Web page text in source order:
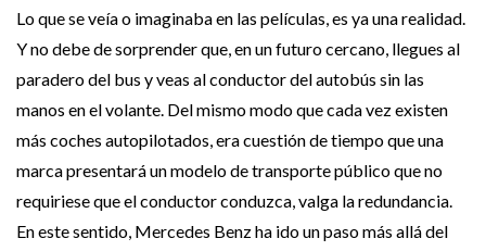
Lo que se veía o imaginaba en las películas, es ya una realidad.
Y no debe de sorprender que, en un futuro cercano, llegues al
paradero del bus y veas al conductor del autobús sin las
manos en el volante. Del mismo modo que cada vez existen
más coches autopilotados, era cuestión de tiempo que una
marca presentará un modelo de transporte público que no
requiriese que el conductor conduzca, valga la redundancia.
En este sentido, Mercedes Benz ha ido un paso más allá del